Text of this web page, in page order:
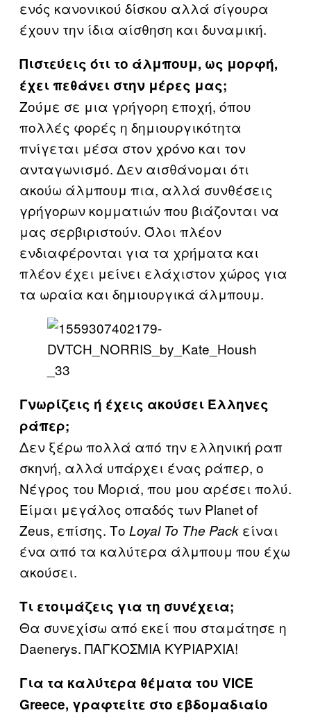
ενός κανονικού δίσκου αλλά σίγουρα
έχουν την ίδια αίσθηση και δυναμική.
Πιστεύεις ότι το άλμπουμ, ως μορφή,
έχει πεθάνει στην μέρες μας;
Ζούμε σε μια γρήγορη εποχή, όπου
πολλές φορές η δημιουργικότητα
πνίγεται μέσα στον χρόνο και τον
ανταγωνισμό. Δεν αισθάνομαι ότι
ακούω άλμπουμ πια, αλλά συνθέσεις
γρήγορων κομματιών που βιάζονται να
μας σερβιριστούν. Όλοι πλέον
ενδιαφέρονται για τα χρήματα και
πλέον έχει μείνει ελάχιστον χώρος για
τα ωραία και δημιουργικά άλμπουμ.
Γνωρίζεις ή έχεις ακούσει Έλληνες
ράπερ;
Δεν ξέρω πολλά από την ελληνική ραπ
σκηνή, αλλά υπάρχει ένας ράπερ, ο
Νέγρος του Μοριά, που μου αρέσει πολύ.
Είμαι μεγάλος οπαδός των Planet of
Zeus, επίσης. Το Loyal To The Pack είναι
ένα από τα καλύτερα άλμπουμ που έχω
ακούσει.
Τι ετοιμάζεις για τη συνέχεια;
Θα συνεχίσω από εκεί που σταμάτησε η
Daenerys. ΠΑΓΚΟΣΜΙΑ ΚΥΡΙΑΡΧΙΑ!
Για τα καλύτερα θέματα του VICE
Greece, γραφτείτε στο εβδομαδιαίο